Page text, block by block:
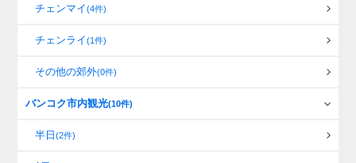
チェンマイ(4件)
チェンライ(1件)
その他の郊外(0件)
バンコク市内観光(10件)
半日(2件)